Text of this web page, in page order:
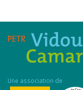
Une association de